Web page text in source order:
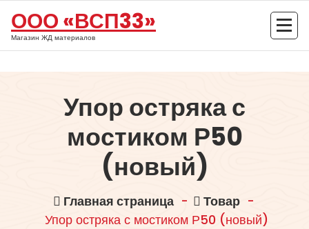
содержимому
ООО «ВСП33»
Магазин ЖД материалов
Упор остряка с
мостиком Р50
(новый)
Главная страница- Товар-
Упор остряка с мостиком Р50 (новый)